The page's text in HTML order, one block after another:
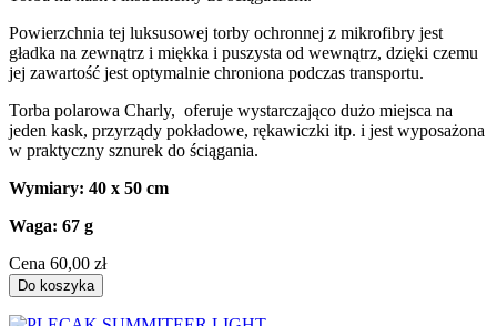
Powierzchnia tej luksusowej torby ochronnej z mikrofibry jest
gładka na zewnątrz i miękka i puszysta od wewnątrz, dzięki czemu
jej zawartość jest optymalnie chroniona podczas transportu.
Torba polarowa Charly, oferuje wystarczająco dużo miejsca na
jeden kask, przyrządy pokładowe, rękawiczki itp. i jest wyposażona
w praktyczny sznurek do ściągania.
Wymiary: 40 x 50 cm
Waga: 67 g
Cena 60,00 zł
Do koszyka